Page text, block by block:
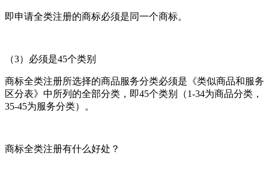
即申请全类注册的商标必须是同一个商标。
（3）必须是45个类别
商标全类注册所选择的商品服务分类必须是《类似商品和服务
区分表》中所列的全部分类，即45个类别（1-34为商品分类，
35-45为服务分类）。
商标全类注册有什么好处？